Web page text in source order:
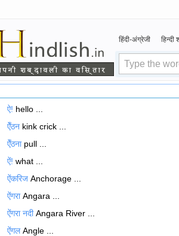
हिंदी-अंग्रेजी हिन्दी
ऐ! hello ...
ऐँठन kink crick ...
ऐँठनाpull ...
ऐं! what ...
ऐंकरिज Anchorage ...
ऐंगराAngara ...
ऐंगरा नदीAngara River ...
ऐंगलAngle ...